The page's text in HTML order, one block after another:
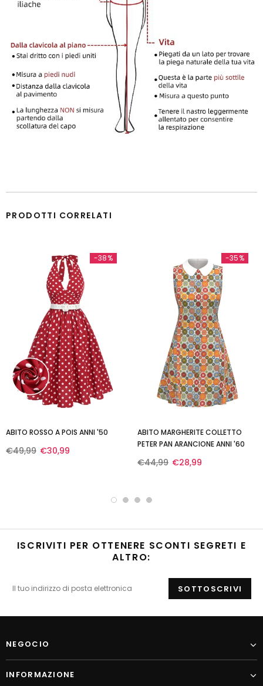
PRODOTTI CORRELATI
-38%
ABITO ROSSO A POIS ANNI '50
€49,99 €30,99
-35%
ABITO MARGHERITE COLLETTO
PETER PAN ARANCIONE ANNI '60
€44,99 €28,99
ISCRIVITI PER OTTENERE SCONTI SEGRETI E
ALTRO:
NEGOCIO
INFORMAZIONE